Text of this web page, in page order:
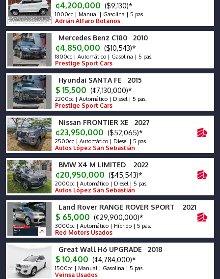
¢4,200,000 ($9,130)*
1000cc | Manual | Gasolina | 5 pas.
Adrián Alfaro Bolaños
Mercedes Benz C180 2010
¢4,850,000 ($10,543)*
1800cc | Automático | Gasolina | 5 pas.
Prestige Sport Cars
Hyundai SANTA FE 2015
$ 15,500 (¢7,130,000)*
2200cc | Automático | Diesel | 5 pas.
Prestige Sport Cars
Nissan FRONTIER XE 2027
¢23,950,000 ($52,065)*
2500cc | Automático | Diesel | 5 pas.
Autos López San Sebastián
BMW X4 M LIMITED 2022
¢20,950,000 ($45,543)*
2000cc | Automático | Diesel | 5 pas.
Autos López San Sebastián
Land Rover RANGE ROVER SPORT 2021
$ 65,000 (¢29,900,000)*
3000cc | Automático | Híbrido | 5 pas.
Red Motors Usados
Great Wall H6 UPGRADE 2018
$ 10,400 (¢4,784,000)*
1500cc | Manual | Gasolina | 5 pas.
Veinsa Usados